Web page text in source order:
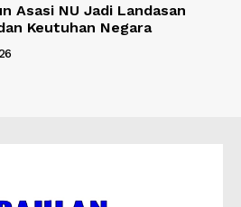
Asasi NU Jadi Landasan
Keutuhan Negara